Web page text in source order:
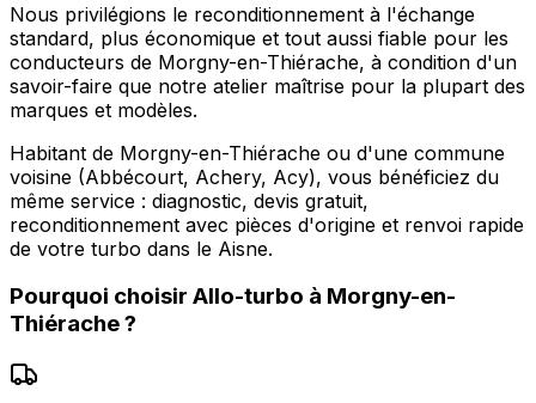
Nous privilégions le reconditionnement à l'échange
standard, plus économique et tout aussi fiable pour les
conducteurs de Morgny-en-Thiérache, à condition d'un
savoir-faire que notre atelier maîtrise pour la plupart des
marques et modèles.
Habitant de Morgny-en-Thiérache ou d'une commune
voisine (Abbécourt, Achery, Acy), vous bénéficiez du
même service : diagnostic, devis gratuit,
reconditionnement avec pièces d'origine et renvoi rapide
de votre turbo dans le Aisne.
Pourquoi choisir Allo-turbo à Morgny-en-
Thiérache?